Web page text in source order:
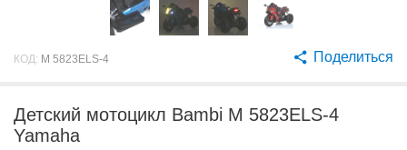
КОД: M 5823ELS-4 Поделиться
Детский мотоцикл Bambi M 5823ELS-4
Yamaha